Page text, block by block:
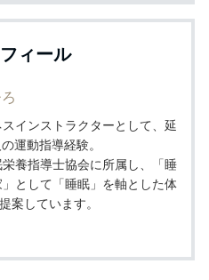
ィール
インストラクターとして、延
運動指導経験。
栄養指導士協会に所属し、「睡
として「睡眠」を軸とした体
案しています。